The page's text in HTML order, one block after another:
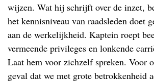
wijzen. Wat hij schrijft over de inzet,
het kennisniveau van raadsleden doet
aan de werkelijkheid. Kaptein roept
vermeende privileges en lonkende
Laat hem voor zichzelf spreken. Voor
geval dat we met grote betrokkenheid